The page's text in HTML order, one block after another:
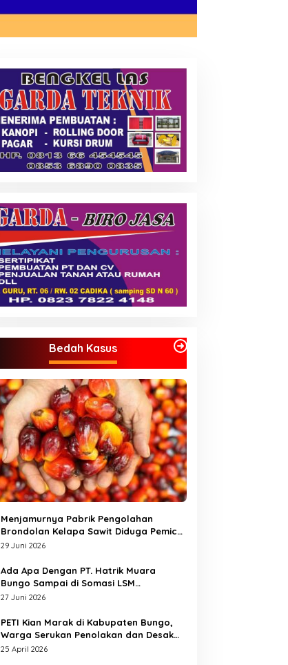
Bedah Kasus
Menjamurnya Pabrik Pengolahan
Brondolan Kelapa Sawit Diduga Pemicu
Maraknya Pencurian di Perkebunan
29 Juni 2026
Ada Apa Dengan PT. Hatrik Muara
Bungo Sampai di Somasi LSM
Lingkungan Hidup
27 Juni 2026
PETI Kian Marak di Kabupaten Bungo,
Warga Serukan Penolakan dan Desak
Penindakan Tegas Sebelum Bencana
25 April 2026